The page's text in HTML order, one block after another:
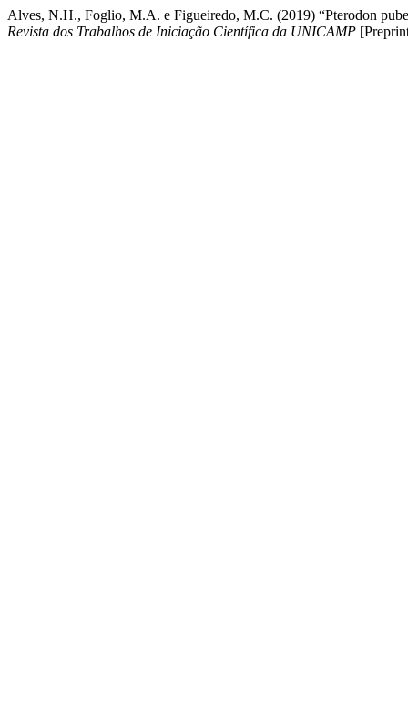
Alves, N.H., Foglio, M.A. e Figueiredo, M.C. (2019) “Pterodon
Revista dos Trabalhos de Iniciação Científica da UNICAMP